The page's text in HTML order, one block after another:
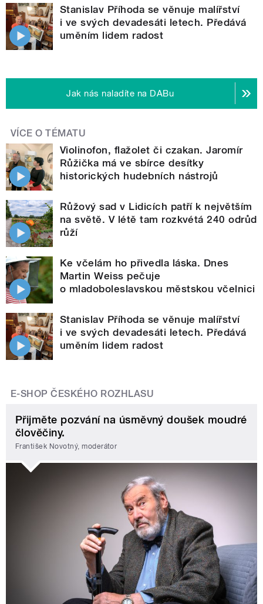
Stanislav Příhoda se věnuje malířství
i ve svých devadesáti letech. Předává
uměním lidem radost
Jak nás naladíte na DABu
VÍCE O TÉMATU
Violinofon, flažolet či czakan. Jaromír
Růžička má ve sbírce desítky
historických hudebních nástrojů
Růžový sad v Lidicích patří k největším
na světě. V létě tam rozkvétá 240 odrůd
růží
Ke včelám ho přivedla láska. Dnes
Martin Weiss pečuje
o mladoboleslavskou městskou včelnici
Stanislav Příhoda se věnuje malířství
i ve svých devadesáti letech. Předává
uměním lidem radost
E-SHOP ČESKÉHO ROZHLASU
Přijměte pozvání na úsměvný doušek moudré
člověčiny.
František Novotný, moderátor